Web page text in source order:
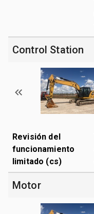
Control Station
Revisión del
funcionamiento
limitado (cs)
Motor